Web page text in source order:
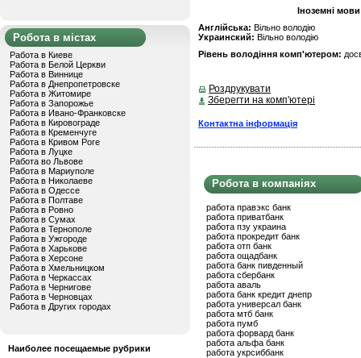
Робота в містах
Работа в Киеве
Работа в Белой Церкви
Работа в Виннице
Работа в Днепропетровске
Работа в Житомире
Работа в Запорожье
Работа в Ивано-Франковске
Работа в Кировограде
Работа в Кременчуге
Работа в Кривом Роге
Работа в Луцке
Работа во Львове
Работа в Мариуполе
Работа в Николаеве
Работа в Одессе
Работа в Полтаве
Работа в Ровно
Работа в Сумах
Работа в Тернополе
Работа в Ужгороде
Работа в Харькове
Работа в Херсоне
Работа в Хмельницком
Работа в Черкассах
Работа в Чернигове
Работа в Черновцах
Работа в Других городах
Наиболее посещаемые рубрики
Іноземні
Англійська: Вільно володію
Украинский: Вільно володію
Рівень володіння комп'ютером:
Роздрукувати
Зберегти на комп'ютері
Контактна інформація
Робота в компаніях
работа правэкс банк
работа приватбанк
работа пзу украина
работа прокредит банк
работа отп банк
работа ощадбанк
работа банк пивденный
работа сбербанк
работа аваль
работа банк кредит днепр
работа универсал банк
работа мтб банк
работа пумб
работа форвард банк
работа альфа банк
работа укрсиббанк